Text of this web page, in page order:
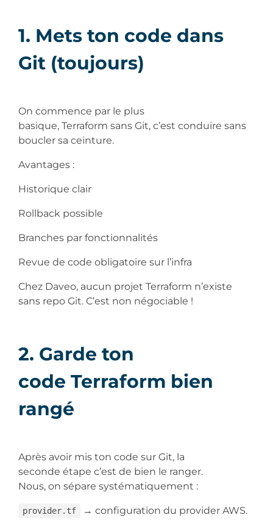
1. Mets ton code dans
Git (toujours)
On commence par le plus
basique, Terraform sans Git, c’est conduire sans
boucler sa ceinture.
Avantages :
Historique clair
Rollback possible
Branches par fonctionnalités
Revue de code obligatoire sur l’infra
Chez Daveo, aucun projet Terraform n’existe
sans repo Git. C’est non négociable !
2. Garde ton
code Terraform bien
rangé
Après avoir mis ton code sur Git, la
seconde étape c’est de bien le ranger.
Nous, on sépare systématiquement :
provider.tf → configuration du provider AWS.